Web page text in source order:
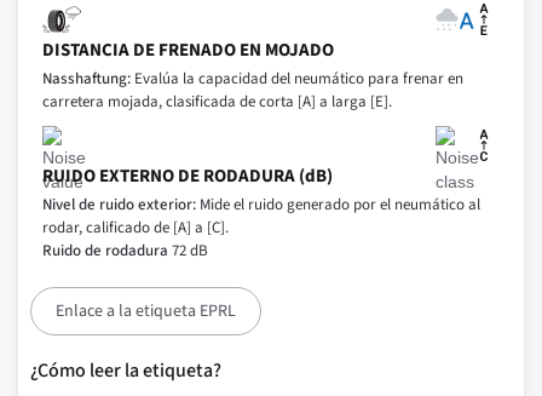
DISTANCIA DE FRENADO EN MOJADO
Nasshaftung: Evalúa la capacidad del neumático para frenar en
carretera mojada, clasificada de corta [A] a larga [E].
RUIDO EXTERNO DE RODADURA (dB)
Nivel de ruido exterior: Mide el ruido generado por el neumático al
rodar, calificado de [A] a [C].
Ruido de rodadura 72 dB
Enlace a la etiqueta EPRL
¿Cómo leer la etiqueta?